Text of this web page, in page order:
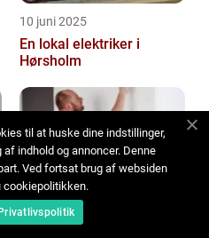
10 juni 2025
En lokal elektriker i
Hørsholm
05 juni 2025
til at huske dine indstillinger,
indhold og annoncer. Denne
Ved fortsat brug af websiden
cookiepolitikken.
Privatlivspolitik